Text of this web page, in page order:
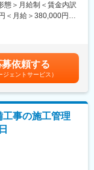
ライン上で行えるア
ります。
、分譲マンション
建物の維持管理業を
を着実に伸ばしてい
なっており（マンショ
強みと安定性の元、
配）
います。
手出し3万円以内で住
が少ないこと（施工
ことが出来る
態＞月給制＜賃金内訳
＜月給＞380,000円～
て上下する可能性が
記です。
募依頼する
ジェントサービス）
工事の施工管理